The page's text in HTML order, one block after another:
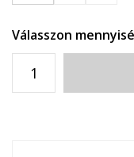
Válasszon